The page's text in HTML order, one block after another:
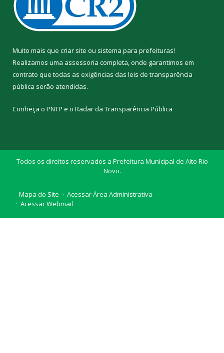
Muito mais que criar site ou sistema para prefeituras!
Realizamos uma assessoria completa, onde garantimos em
contrato que todas as exigências das leis de transparência
pública serão atendidas.
Conheça o PNTP e o Radar da Transparência Pública
Todos os direitos reservados a Prefeitura Municipal de Alto Rio
Novo.
Mapa do Site
Acessar Área Administrativa
Acessar Webmail